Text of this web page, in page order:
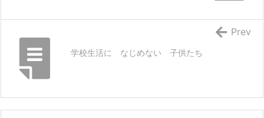
学校生活に なじめない 子供たち
Prev